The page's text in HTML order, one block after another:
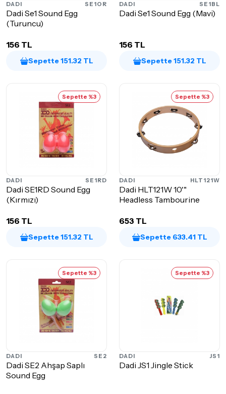
DADI SE1OR
Dadi Se1 Sound Egg
(Turuncu)
156 TL
Sepette 151.32 TL
DADI SE1BL
Dadi Se1 Sound Egg (Mavi)
156 TL
Sepette 151.32 TL
Sepette %3
DADI SE1RD
Dadi SE1RD Sound Egg
(Kırmızı)
156 TL
Sepette 151.32 TL
Sepette %3
DADI HLT121W
Dadi HLT121W 10'"
Headless Tambourine
653 TL
Sepette 633.41 TL
Sepette %3
DADI SE2
Dadi SE2 Ahşap Saplı
Sound Egg
Sepette %3
DADI JS1
Dadi JS1 Jingle Stick